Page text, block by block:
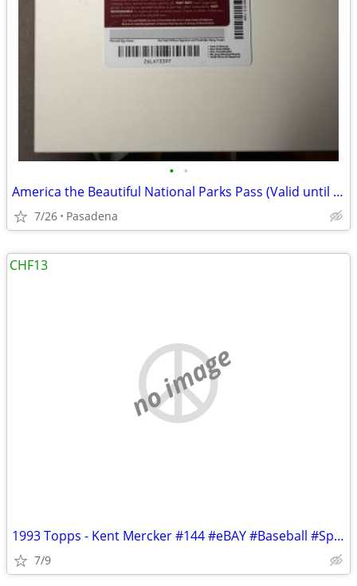
• •
America the Beautiful National Parks Pass (Valid until July 2027)
7/26 Pasadena
no image
1993 Topps - Kent Mercker #144 #eBAY #Baseball #Sports #Paypal #Card #
7/9
CHF13